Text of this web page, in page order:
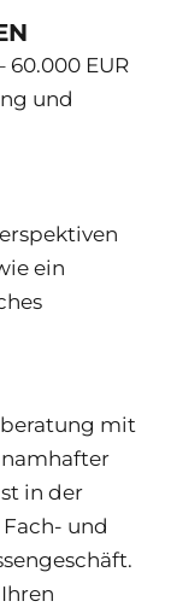
60.000 EUR
und
ein
mit
in der
und